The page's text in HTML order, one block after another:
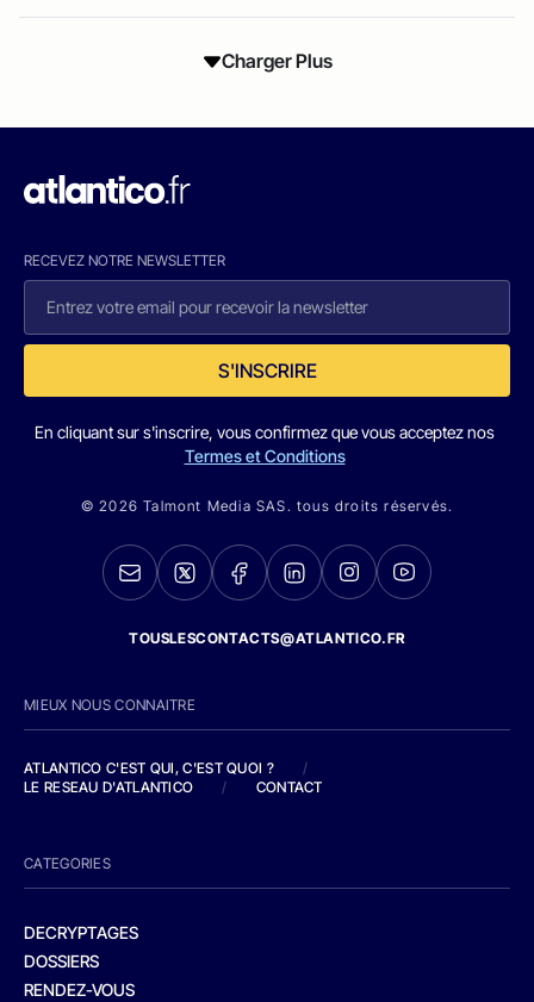
Charger Plus
RECEVEZ NOTRE NEWSLETTER
S'INSCRIRE
En cliquant sur s'inscrire, vous confirmez que vous acceptez nos
Termes et Conditions
© 2026 Talmont Media SAS. tous droits réservés.
TOUSLESCONTACTS@ATLANTICO.FR
MIEUX NOUS CONNAITRE
ATLANTICO C'EST QUI, C'EST QUOI ?
/
LE RESEAU D'ATLANTICO
/ CONTACT
CATEGORIES
DECRYPTAGES
DOSSIERS
RENDEZ-VOUS